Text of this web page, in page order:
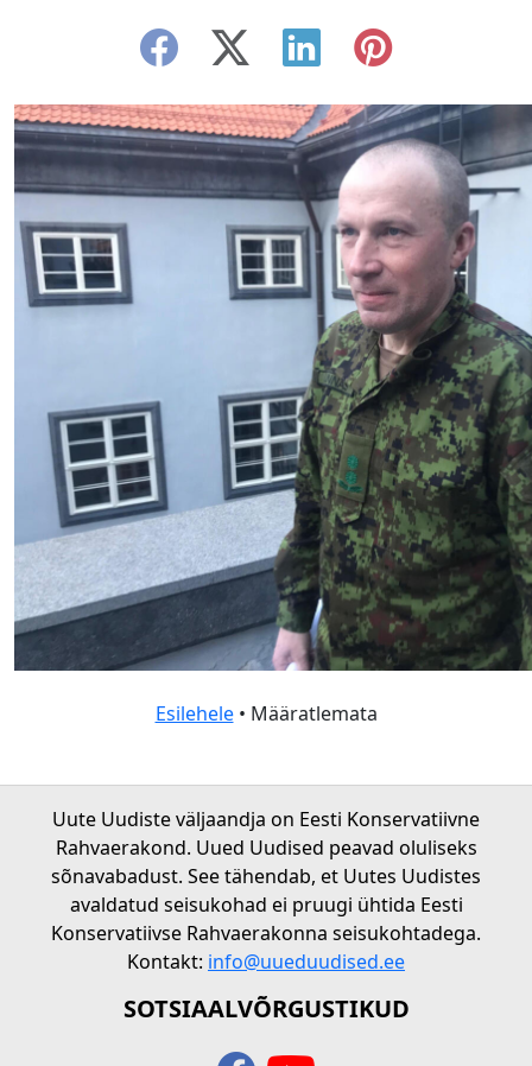
Esilehele• Määratlemata
Uute Uudiste väljaandja on Eesti Konservatiivne
Rahvaerakond. Uued Uudised peavad oluliseks
sõnavabadust. See tähendab, et Uutes Uudistes
avaldatud seisukohad ei pruugi ühtida Eesti
Konservatiivse Rahvaerakonna seisukohtadega.
Kontakt: info@uueduudised.ee
SOTSIAALVÕRGUSTIKUD